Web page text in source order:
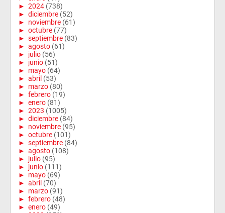
► 2024 (738)
► diciembre (52)
► noviembre (61)
► octubre (77)
► septiembre (83)
► agosto (61)
► julio (56)
► junio (51)
► mayo (64)
► abril (53)
► marzo (80)
► febrero (19)
► enero (81)
► 2023 (1005)
► diciembre (84)
► noviembre (95)
► octubre (101)
► septiembre (84)
► agosto (108)
► julio (95)
► junio (111)
► mayo (69)
► abril (70)
► marzo (91)
► febrero (48)
► enero (49)